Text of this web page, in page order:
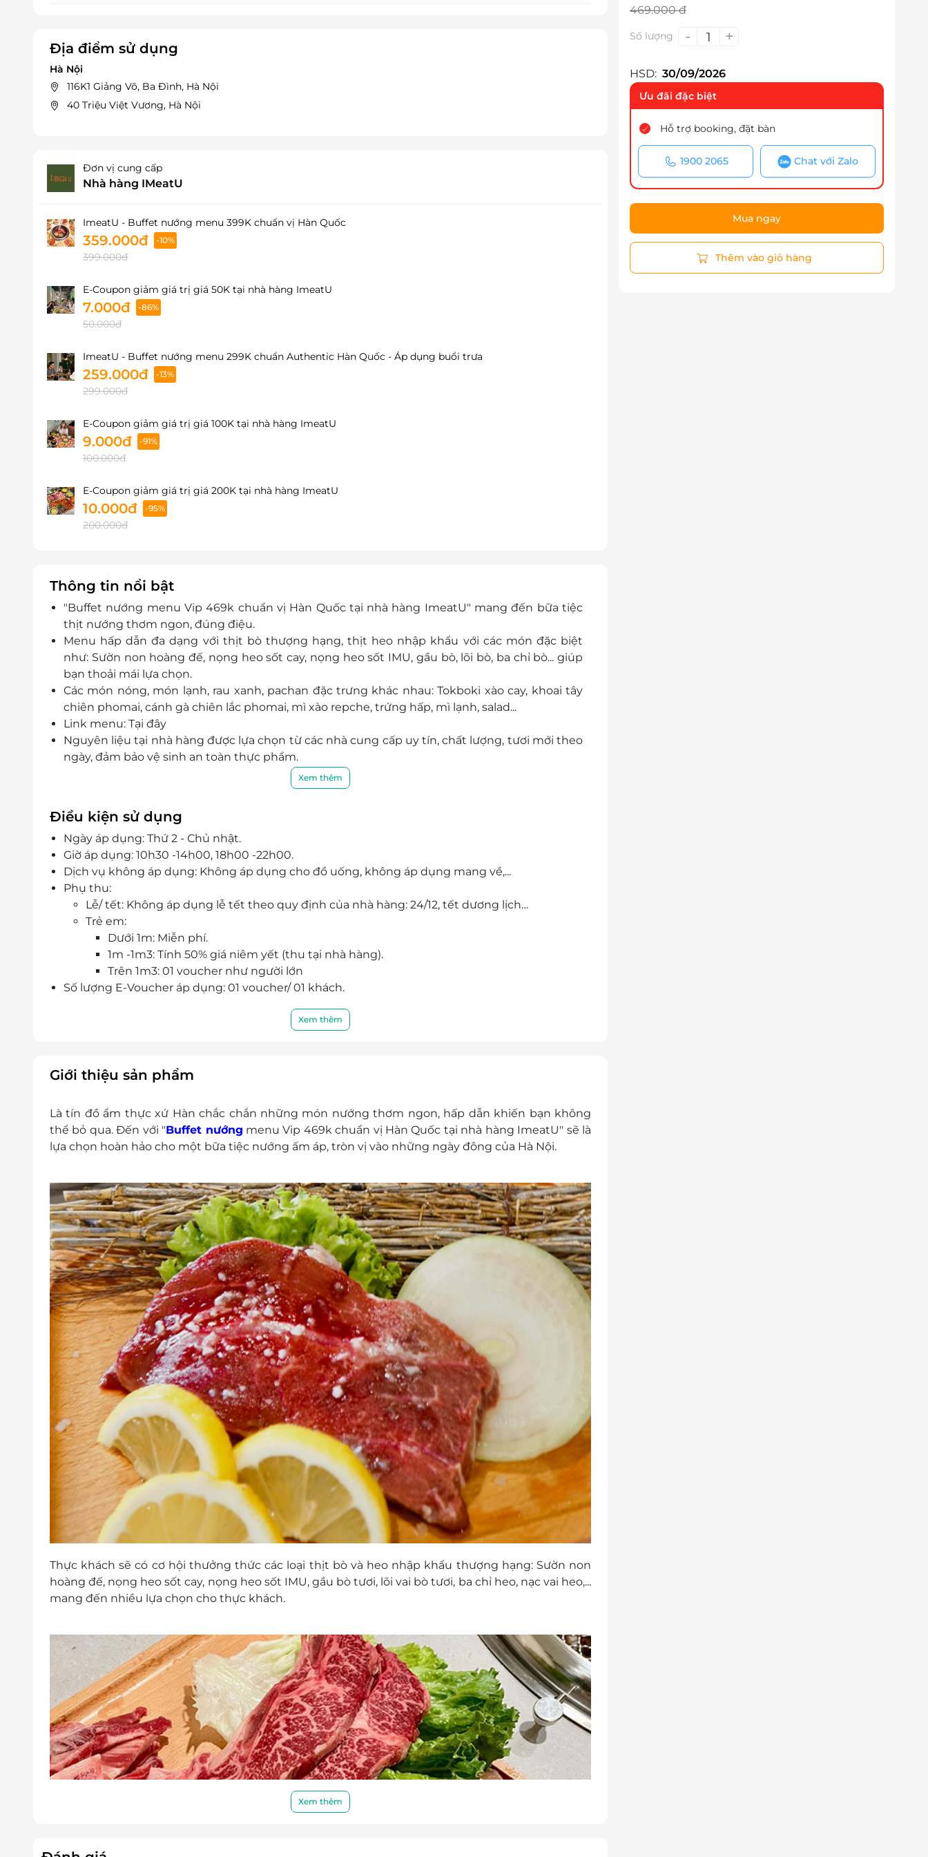
Địa điểm sử dụng
Hà Nội
116K1 Giảng Võ, Ba Đình, Hà Nội
40 Triệu Việt Vương, Hà Nội
Đơn vị cung cấp
Nhà hàng IMeatU
ImeatU - Buffet nướng menu 399K chuẩn vị Hàn Quốc
359.000đ -10%
399.000đ
E-Coupon giảm giá trị giá 50K tại nhà hàng ImeatU
7.000đ -86%
50.000đ
ImeatU - Buffet nướng menu 299K chuẩn Authentic Hàn Quốc - Áp dụng buổi trưa
259.000đ -13%
299.000đ
E-Coupon giảm giá trị giá 100K tại nhà hàng ImeatU
9.000đ -91%
100.000đ
E-Coupon giảm giá trị giá 200K tại nhà hàng ImeatU
10.000đ -95%
200.000đ
Thông tin nổi bật
"Buffet nướng menu Vip 469k chuẩn vị Hàn Quốc tại nhà hàng ImeatU" mang đến bữa tiệc
thịt nướng thơm ngon, đúng điệu.
Menu hấp dẫn đa dạng với thịt bò thượng hạng, thịt heo nhập khẩu với các món đặc biệt
như: Sườn non hoàng đế, nọng heo sốt cay, nọng heo sốt IMU, gầu bò, lõi bò, ba chỉ bò... giúp
bạn thoải mái lựa chọn.
Các món nóng, món lạnh, rau xanh, pachan đặc trưng khác nhau: Tokboki xào cay, khoai tây
chiên phomai, cánh gà chiên lắc phomai, mì xào repche, trứng hấp, mì lạnh, salad...
Link menu: Tại đây
Nguyên liệu tại nhà hàng được lựa chọn từ các nhà cung cấp uy tín, chất lượng, tươi mới theo
ngày, đảm bảo vệ sinh an toàn thực phẩm.
Trong không gian rộng rãi, hiện đại, mới lạ, tinh tế cùng đội ngũ nhân viên chuyên nghiệp,
chu đáo, nhiệt tình, nhà hàng ImeatU sẽ mang đến sự hài lòng nhất cho mọi khách hàng.
Xem thêm
Điều kiện sử dụng
Ngày áp dụng: Thứ 2 - Chủ nhật.
Giờ áp dụng: 10h30 -14h00, 18h00 -22h00.
Dịch vụ không áp dụng: Không áp dụng cho đồ uống, không áp dụng mang về,...
Phụ thu:
Lễ/ tết: Không áp dụng lễ tết theo quy định của nhà hàng: 24/12, tết dương lịch…
Trẻ em:
Dưới 1m: Miễn phí.
1m -1m3: Tính 50% giá niêm yết (thu tại nhà hàng).
Trên 1m3: 01 voucher như người lớn
Số lượng E-Voucher áp dụng: 01 voucher/ 01 khách.
Một khách hàng được mua nhiều E-Voucher
E-Voucher không có giá trị quy đổi thành tiền mặt, không trả lại tiền thừa.
Giá chưa bao gồm VAT, luôn thu VAT tại nhà hàng.
Không áp dụng cho mua mang về.
Xem thêm
Giới thiệu sản phẩm
Là tín đồ ẩm thực xứ Hàn chắc chắn những món nướng thơm ngon, hấp dẫn khiến bạn không
thể bỏ qua. Đến với "Buffet nướng menu Vip 469k chuẩn vị Hàn Quốc tại nhà hàng ImeatU" sẽ là
lựa chọn hoàn hảo cho một bữa tiệc nướng ấm áp, tròn vị vào những ngày đông của Hà Nội.
Thực khách sẽ có cơ hội thưởng thức các loại thịt bò và heo nhập khẩu thượng hạng: Sườn non
hoàng đế, nọng heo sốt cay, nọng heo sốt IMU, gầu bò tươi, lõi vai bò tươi, ba chỉ heo, nạc vai heo,...
mang đến nhiều lựa chọn cho thực khách.
Xem thêm
469.000 đ
Số lượng - 1 +
HSD: 30/09/2026
Ưu đãi đặc biệt
Hỗ trợ booking, đặt bàn
1900 2065 Chat với Zalo
Mua ngay
Thêm vào giỏ hàng